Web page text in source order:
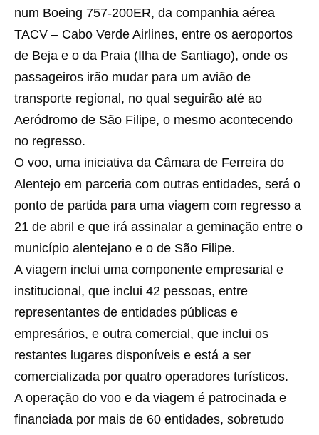
num Boeing 757-200ER, da companhia aérea
TACV – Cabo Verde Airlines, entre os aeroportos
de Beja e o da Praia (Ilha de Santiago), onde os
passageiros irão mudar para um avião de
transporte regional, no qual seguirão até ao
Aeródromo de São Filipe, o mesmo acontecendo
no regresso.
O voo, uma iniciativa da Câmara de Ferreira do
Alentejo em parceria com outras entidades, será o
ponto de partida para uma viagem com regresso a
21 de abril e que irá assinalar a geminação entre o
município alentejano e o de São Filipe.
A viagem inclui uma componente empresarial e
institucional, que inclui 42 pessoas, entre
representantes de entidades públicas e
empresários, e outra comercial, que inclui os
restantes lugares disponíveis e está a ser
comercializada por quatro operadores turísticos.
A operação do voo e da viagem é patrocinada e
financiada por mais de 60 entidades, sobretudo